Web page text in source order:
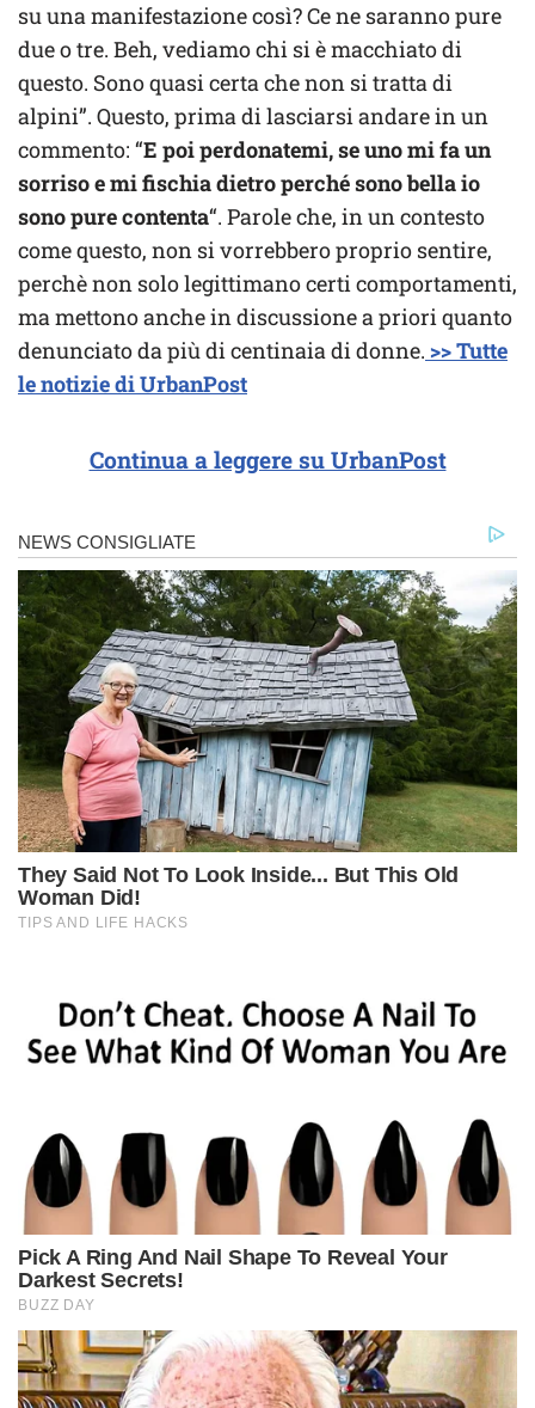
su una manifestazione così? Ce ne saranno pure
due o tre. Beh, vediamo chi si è macchiato di
questo. Sono quasi certa che non si tratta di
alpini”. Questo, prima di lasciarsi andare in un
commento: “E poi perdonatemi, se uno mi fa un
sorriso e mi fischia dietro perché sono bella io
sono pure contenta“. Parole che, in un contesto
come questo, non si vorrebbero proprio sentire,
perchè non solo legittimano certi comportamenti,
ma mettono anche in discussione a priori quanto
denunciato da più di centinaia di donne. >> Tutte
le notizie di UrbanPost
Continua a leggere su UrbanPost